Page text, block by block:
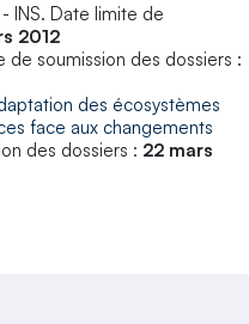
- INS. Date limite de
2012
de soumission des dossiers :
des écosystèmes
face aux changements
des dossiers : 22 mars